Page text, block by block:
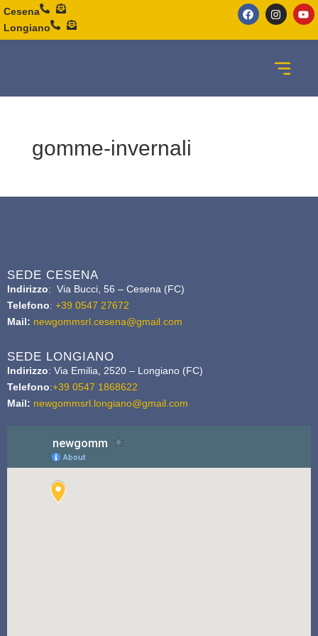
Cesena
Longiano
gomme-invernali
SEDE CESENA
Indirizzo: Via Bucci, 56 – Cesena (FC)
Telefono: +39 0547 27672
Mail: newgommsrl.cesena@gmail.com
SEDE LONGIANO
Indirizzo: Via Emilia, 2520 – Longiano (FC)
Telefono:+39 0547 1868622
Mail: newgommsrl.longiano@gmail.com